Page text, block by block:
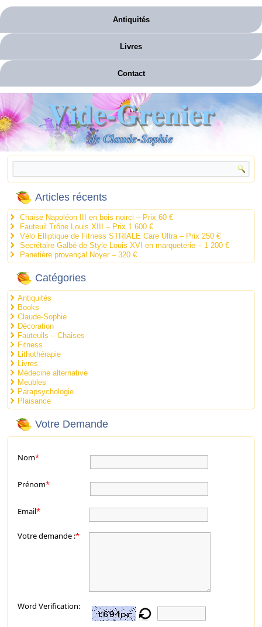
Antiquités
Livres
Contact
Vide-Grenier
de Claude-Sophie
Articles récents
Chaise Napoléon III en bois noirci – Prix 60 €
Fauteuil Trône Louis XIII – Prix 1 600 €
Vélo Elliptique de Fitness STRIALE Care Ultra – Prix 250 €
Secrétaire Galbé de Style Louis XVI en marqueterie – 1 200 €
Panetière provençal Noyer – 320 €
Catégories
Antiquités
Books
Claude-Sophie
Décoration
Fauteuils – Chaises
Fitness
Lithothérapie
Livres
Médecine alternative
Meubles
Parapsychologie
Plaisance
Votre Demande
Nom*
Prénom*
Email*
Votre demande :*
Word Verification: